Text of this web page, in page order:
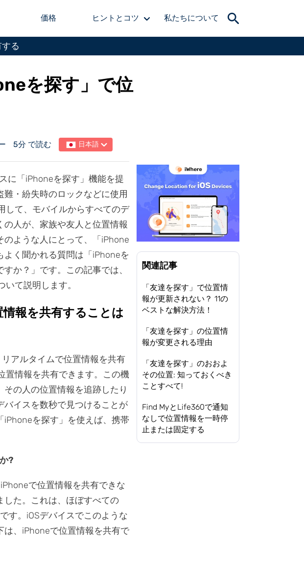
価格 ヒントとコツ 私たちについて
る
を探す」で位
5分 で読む 日本語
に「iPhoneを探す」機能を提
・紛失時のロックなどに使用
して、モバイルからすべてのデ
人が、家族や友人と位置情報
のような人にとって、「iPhone
く聞かれる質問は「iPhoneを
か？」です。この記事では、
て説明します。
報を共有することは
アルタイムで位置情報を共有
置情報を共有できます。この機
の人の位置情報を追跡したり
イスを数秒で見つけることが
を探す」を使えば、携帯
?
で位置情報を共有できな
した。これは、ほぼすべての
す。iOSデバイスでこのような
は、iPhoneで位置情報を共有で
関連記事
「友達を探す」で位置情
報が更新されない？ 11の
ベストな解決方法！
「友達を探す」の位置情
報が変更される理由
「友達を探す」のおおよ
その位置: 知っておくべき
ことすべて!
Find MyとLife360で通知
なしで位置情報を一時停
止または固定する